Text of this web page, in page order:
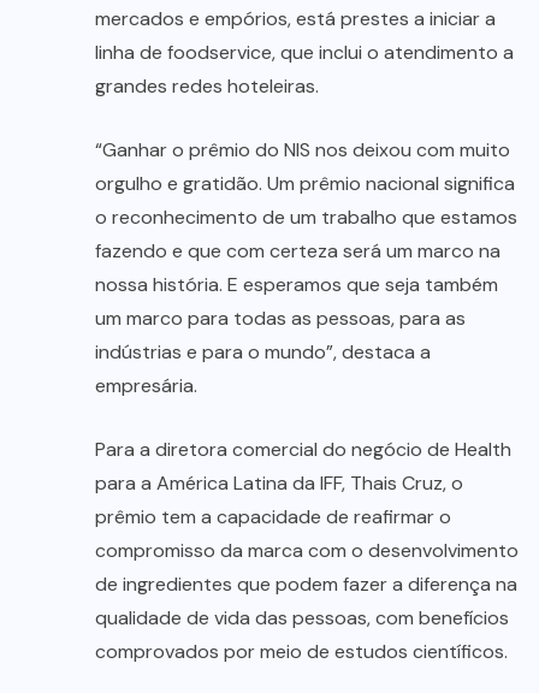
mercados e empórios, está prestes a iniciar a
linha de foodservice, que inclui o atendimento a
grandes redes hoteleiras.
“Ganhar o prêmio do NIS nos deixou com muito
orgulho e gratidão. Um prêmio nacional significa
o reconhecimento de um trabalho que estamos
fazendo e que com certeza será um marco na
nossa história. E esperamos que seja também
um marco para todas as pessoas, para as
indústrias e para o mundo”, destaca a
empresária.
Para a diretora comercial do negócio de Health
para a América Latina da IFF, Thais Cruz, o
prêmio tem a capacidade de reafirmar o
compromisso da marca com o desenvolvimento
de ingredientes que podem fazer a diferença na
qualidade de vida das pessoas, com benefícios
comprovados por meio de estudos científicos.